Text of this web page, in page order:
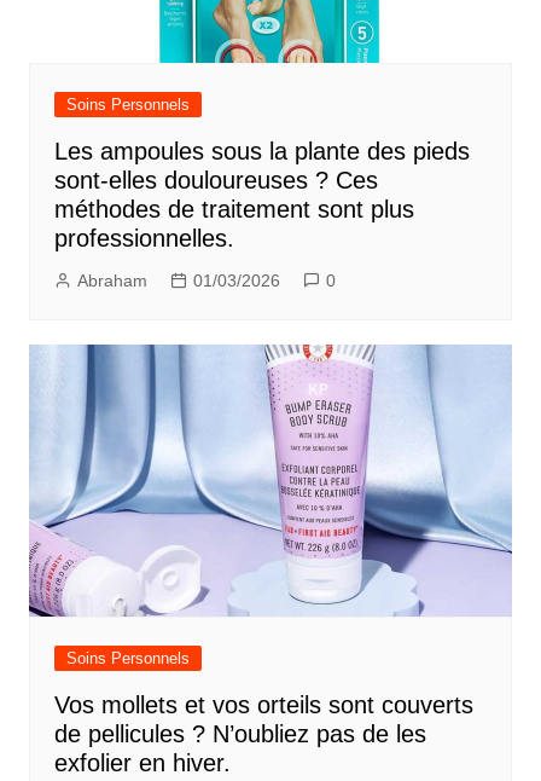
Soins Personnels
Les ampoules sous la plante des pieds
sont-elles douloureuses ? Ces
méthodes de traitement sont plus
professionnelles.
Abraham 01/03/2026 0
Soins Personnels
Vos mollets et vos orteils sont couverts
de pellicules ? N’oubliez pas de les
exfolier en hiver.